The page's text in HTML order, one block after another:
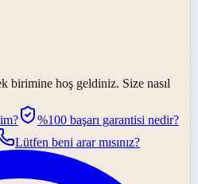
birimine hoş geldiniz. Size nasıl
%100 başarı garantisi nedir?
Lütfen beni arar mısınız?